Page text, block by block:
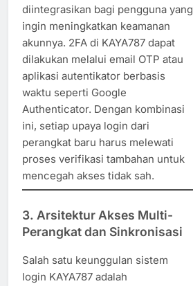
diintegrasikan bagi pengguna yang
ingin meningkatkan keamanan
akunnya. 2FA di KAYA787 dapat
dilakukan melalui email OTP atau
aplikasi autentikator berbasis
waktu seperti Google
Authenticator. Dengan kombinasi
ini, setiap upaya login dari
perangkat baru harus melewati
proses verifikasi tambahan untuk
mencegah akses tidak sah.
3. Arsitektur Akses Multi-
Perangkat dan Sinkronisasi
Salah satu keunggulan sistem
login KAYA787 adalah